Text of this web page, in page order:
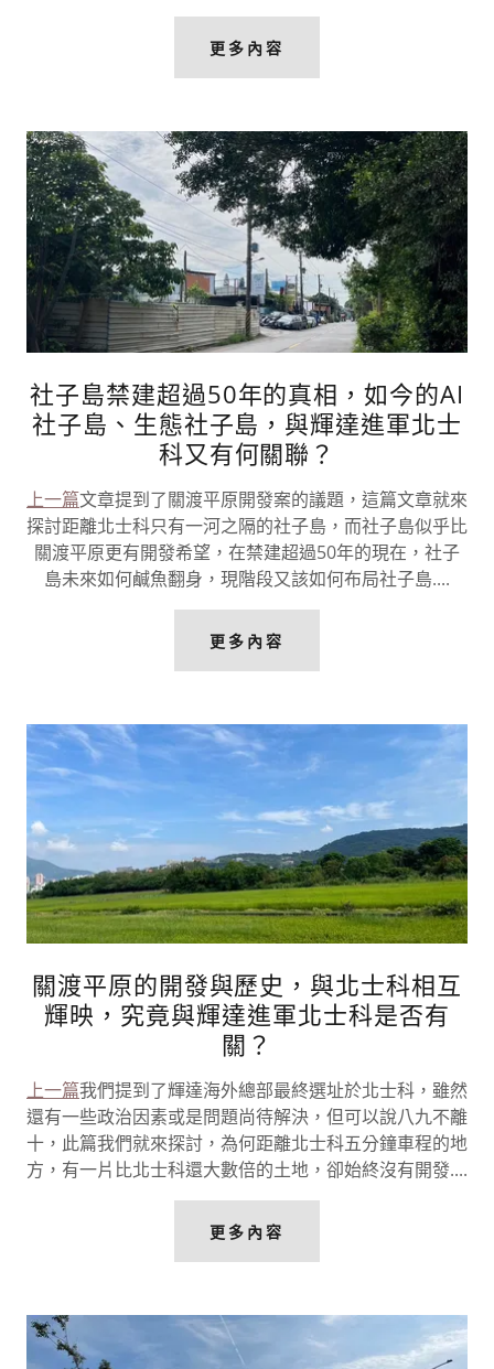
更多內容
社子島禁建超過50年的真相，如今的AI
社子島、生態社子島，與輝達進軍北士
科又有何關聯？
上一篇文章提到了關渡平原開發案的議題，這篇文章就來
探討距離北士科只有一河之隔的社子島，而社子島似乎比
關渡平原更有開發希望，在禁建超過50年的現在，社子
島未來如何鹹魚翻身，現階段又該如何布局社子島....
更多內容
關渡平原的開發與歷史，與北士科相互
輝映，究竟與輝達進軍北士科是否有
關？
上一篇我們提到了輝達海外總部最終選址於北士科，雖然
還有一些政治因素或是問題尚待解決，但可以說八九不離
十，此篇我們就來探討，為何距離北士科五分鐘車程的地
方，有一片比北士科還大數倍的土地，卻始終沒有開發....
更多內容